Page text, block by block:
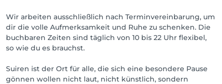
Wir arbeiten ausschließlich nach Terminvereinbarung, um
dir die volle Aufmerksamkeit und Ruhe zu schenken. Die
buchbaren Zeiten sind täglich von 10 bis 22 Uhr flexibel,
so wie du es brauchst.
Suiren ist der Ort für alle, die sich eine besondere Pause
gönnen wollen nicht laut, nicht künstlich, sondern